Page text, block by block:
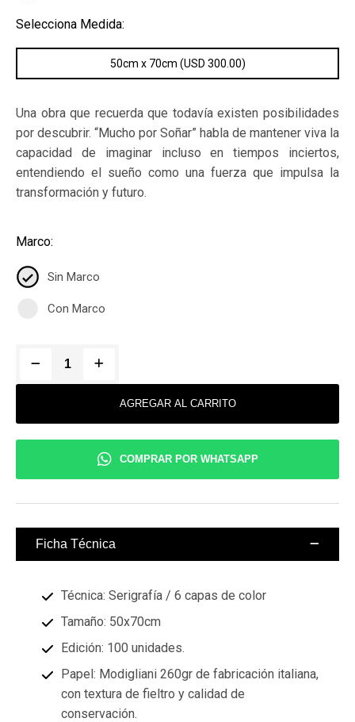
Selecciona Medida:
50cm x 70cm (USD 300.00)
Una obra que recuerda que todavía existen posibilidades
por descubrir. “Mucho por Soñar” habla de mantener viva la
capacidad de imaginar incluso en tiempos inciertos,
entendiendo el sueño como una fuerza que impulsa la
transformación y futuro.
Marco:
Sin Marco
Con Marco
AGREGAR AL CARRITO
COMPRAR POR WHATSAPP
Ficha Técnica
Técnica: Serigrafía / 6 capas de color
Tamaño: 50x70cm
Edición: 100 unidades.
Papel: Modigliani 260gr de fabricación italiana,
con textura de fieltro y calidad de
conservación.